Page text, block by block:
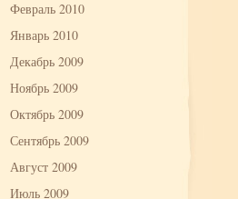
Февраль 2010
Январь 2010
Декабрь 2009
Ноябрь 2009
Октябрь 2009
Сентябрь 2009
Август 2009
Июль 2009